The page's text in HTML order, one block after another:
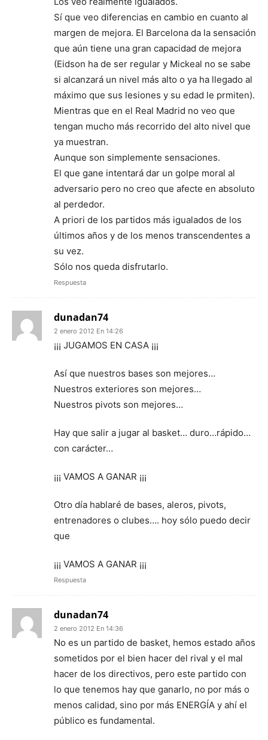
Sí que veo diferencias en cambio en cuanto al
margen de mejora. El Barcelona da la sensación
que aún tiene una gran capacidad de mejora
(Eidson ha de ser regular y Mickeal no se sabe
si alcanzará un nivel más alto o ya ha llegado al
máximo que sus lesiones y su edad le prmiten).
Mientras que en el Real Madrid no veo que
tengan mucho más recorrido del alto nivel que
ya muestran.
Aunque son simplemente sensaciones.
El que gane intentará dar un golpe moral al
adversario pero no creo que afecte en absoluto
al perdedor.
A priori de los partidos más igualados de los
últimos años y de los menos transcendentes a
su vez.
Sólo nos queda disfrutarlo.
Respuesta
dunadan74
2 enero 2012 En 14:26
¡¡¡ JUGAMOS EN CASA ¡¡¡
Así que nuestros bases son mejores…
Nuestros exteriores son mejores…
Nuestros pivots son mejores…
Hay que salir a jugar al basket… duro…rápido…
con carácter…
¡¡¡ VAMOS A GANAR ¡¡¡
Otro día hablaré de bases, aleros, pivots,
entrenadores o clubes…. hoy sólo puedo decir
que
¡¡¡ VAMOS A GANAR ¡¡¡
Respuesta
dunadan74
2 enero 2012 En 14:36
No es un partido de basket, hemos estado años
sometidos por el bien hacer del rival y el mal
hacer de los directivos, pero este partido con
lo que tenemos hay que ganarlo, no por más o
menos calidad, sino por más ENERGÍA y ahí el
público es fundamental.